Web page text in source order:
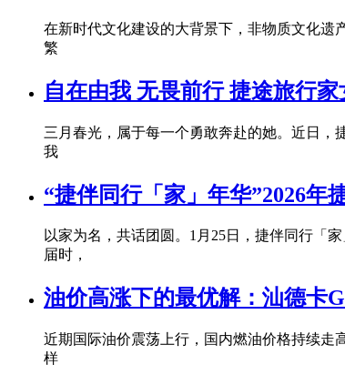
在新时代文化建设的大背景下，非物质文化遗
繁
自在由我 无畏前行 捷途旅行
三月春光，属于每一个勇敢奔赴的她。近日，
我
“捷伴同行「家」年华”2026年
以家为名，共话团圆。1月25日，捷伴同行「
届时，
油价高涨下的最优解：汕德卡
近期国际油价震荡上行，国内燃油价格持续走
样